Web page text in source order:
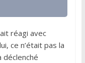
réagi avec
ce n’était pas la
déclenché